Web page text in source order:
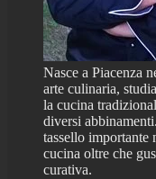
Nasce a Piacenza
arte culinaria,
la cucina
diversi
tassello importante
cucina oltre che
curativa.